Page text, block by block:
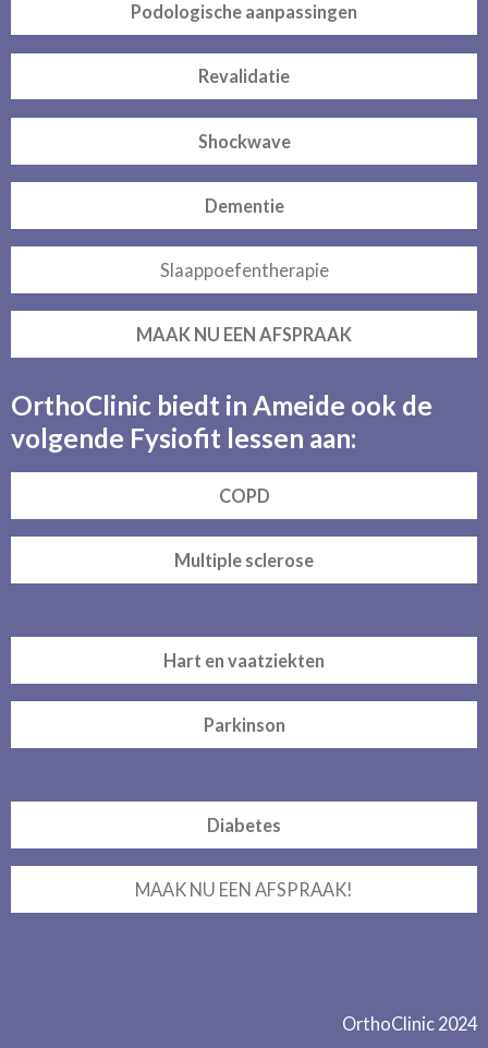
Podologische aanpassingen
Revalidatie
Shockwave
Dementie
Slaappoefentherapie
MAAK NU EEN AFSPRAAK
OrthoClinic biedt in Ameide ook de
volgende Fysiofit lessen aan:
COPD
Multiple sclerose
Hart en vaatziekten
Parkinson
Diabetes
MAAK NU EEN AFSPRAAK!
OrthoClinic 2024